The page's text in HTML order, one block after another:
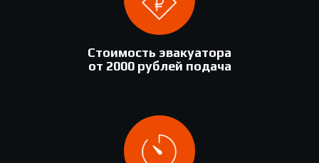
Стоимость эвакуатора
от 2000 рублей подача